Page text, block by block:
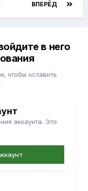
ВПЕРЁД
в него
чтобы оставить
аккаунта. Это